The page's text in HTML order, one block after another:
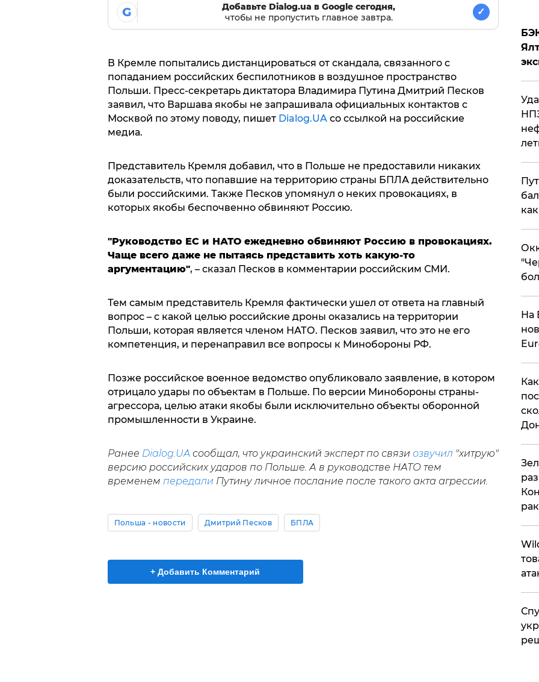
G
Добавьте Dialog.ua в Google сегодня,
чтобы не пропустить главное завтра.
✓
В Кремле попытались дистанцироваться от скандала, связанного с
попаданием российских беспилотников в воздушное пространство
Польши. Пресс-секретарь диктатора Владимира Путина Дмитрий Песков
заявил, что Варшава якобы не запрашивала официальных контактов с
Москвой по этому поводу, пишет Dialog.UAсо ссылкой на российские
медиа.
Представитель Кремля добавил, что в Польше не предоставили никаких
доказательств, что попавшие на территорию страны БПЛА действительно
были российскими. Также Песков упомянул о неких провокациях, в
которых якобы беспочвенно обвиняют Россию.
"Руководство ЕС и НАТО ежедневно обвиняют Россию в провокациях.
Чаще всего даже не пытаясь представить хоть какую-то
аргументацию", – сказал Песков в комментарии российским СМИ.
Тем самым представитель Кремля фактически ушел от ответа на главный
вопрос – с какой целью российские дроны оказались на территории
Польши, которая является членом НАТО. Песков заявил, что это не его
компетенция, и перенаправил все вопросы к Минобороны РФ.
Позже российское военное ведомство опубликовало заявление, в котором
отрицало удары по объектам в Польше. По версии Минобороны страны-
агрессора, целью атаки якобы были исключительно объекты оборонной
промышленности в Украине.
Ранее Dialog.UA сообщал, что украинский эксперт по связи озвучил "хитрую"
версию российских ударов по Польше. А в руководстве НАТО тем
временем передали Путину личное послание после такого акта агрессии.
Польша - новости Дмитрий Песков БПЛА
+ Добавить Комментарий
На